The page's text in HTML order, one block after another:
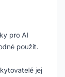
pro AI
použít.
jej